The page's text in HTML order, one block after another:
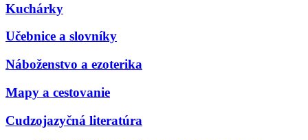
Kuchárky
Učebnice a slovníky
Náboženstvo a ezoterika
Mapy a cestovanie
Cudzojazyčná literatúra